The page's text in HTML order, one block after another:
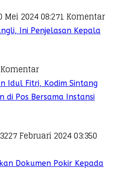
Mei 2024 08:271 Komentar
Ini Penjelasan Kepala
Idul Fitri, Kodim Sintang
di Pos Bersama Instansi
27 Februari 2024 03:350
Dokumen Pokir Kepada